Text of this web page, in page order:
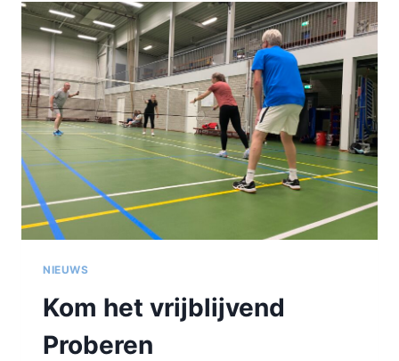
NIEUWS
Kom het vrijblijvend
Proberen